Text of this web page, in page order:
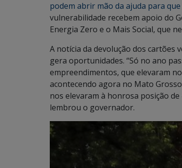
podem abrir mão da ajuda para
vulnerabilidade recebem apoio do
Energia Zero e o Mais Social, que
A notícia da devolução dos cartões
gera oportunidades. “Só no ano
empreendimentos, que elevaram
acontecendo agora no Mato
nos elevaram à honrosa posição
lembrou o governador.